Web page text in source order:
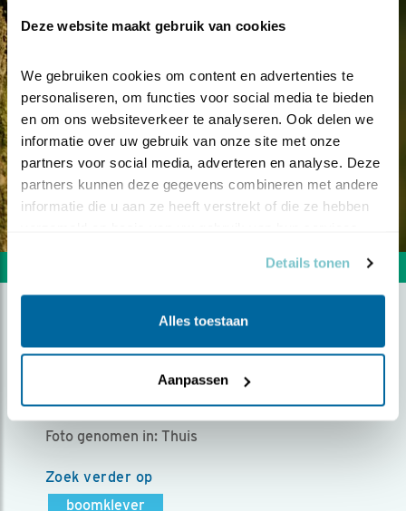
Deze website maakt gebruik van cookies
We gebruiken cookies om content en advertenties te
personaliseren, om functies voor social media te bieden
en om ons websiteverkeer te analyseren. Ook delen we
informatie over uw gebruik van onze site met onze
partners voor social media, adverteren en analyse. Deze
partners kunnen deze gegevens combineren met andere
informatie die u aan ze heeft verstrekt of die ze hebben
Details tonen
Alles toestaan
Aanpassen
Vorige foto
BOOMKLEVER!
Door Rob Dhont | Geplaatst op zondag 8 juni 2025 |
703 views
Foto genomen in: Thuis
Zoek verder op
boomklever